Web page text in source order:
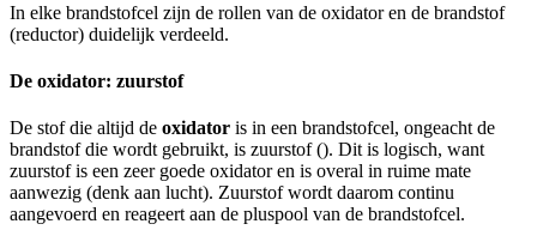
In elke brandstofcel zijn de rollen van de oxidator en de brandstof
(reductor) duidelijk verdeeld.
De oxidator: zuurstof
De stof die altijd de oxidator is in een brandstofcel, ongeacht de
brandstof die wordt gebruikt, is zuurstof (). Dit is logisch, want
zuurstof is een zeer goede oxidator en is overal in ruime mate
aanwezig (denk aan lucht). Zuurstof wordt daarom continu
aangevoerd en reageert aan de pluspool van de brandstofcel.